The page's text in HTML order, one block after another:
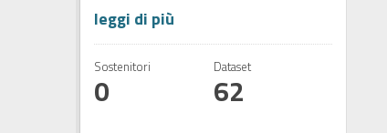
leggi di più
Sostenitori
0
Dataset
62